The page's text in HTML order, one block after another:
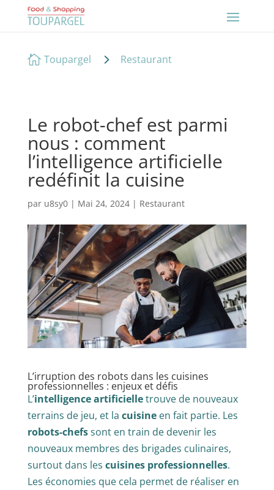
 Toupargel 5 Restaurant
Le robot-chef est parmi
nous : comment
l’intelligence artificielle
redéfinit la cuisine
par u8sy0| Mai 24, 2024| Restaurant
L’irruption des robots dans les cuisines
professionnelles : enjeux et défis
L’intelligence artificielletrouve de nouveaux
terrains de jeu, et la cuisineen fait partie. Les
robots-chefssont en train de devenir les
nouveaux membres des brigades culinaires,
surtout dans les cuisines professionnelles.
Les économies que cela permet de réaliser en